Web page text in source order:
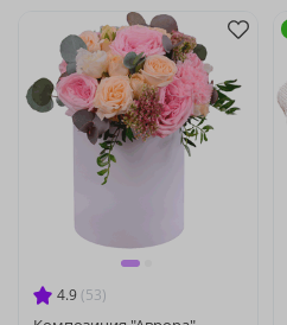
4.9 (53)